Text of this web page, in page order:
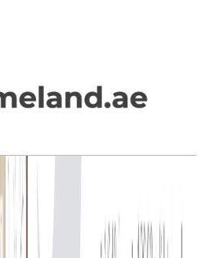
3BR+Maid, Type
SQFT